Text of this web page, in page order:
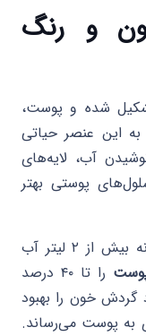
و رنگ
از آب تشکیل شده و پوست،
به این عنصر حیاتی
آب، لایه‌های
پوستی بهتر
مطالعات نشان می‌دهند که مصرف روزانه بیش از ۲ لیتر آب
را تا ۴۰ درصد
گردش خون را بهبود
به پوست می‌رساند.